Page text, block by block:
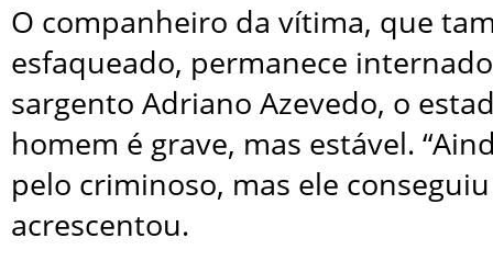
O companheiro da vítima, que
esfaqueado, permanece
sargento Adriano Azevedo, o
homem é grave, mas estável.
pelo criminoso, mas ele
acrescentou.